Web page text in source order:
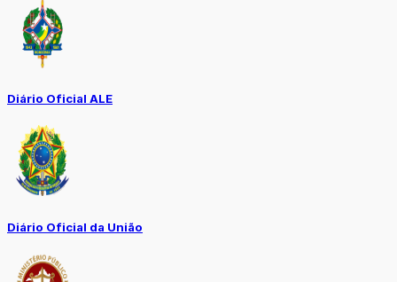
Diário Oficial ALE
Diário Oficial da União